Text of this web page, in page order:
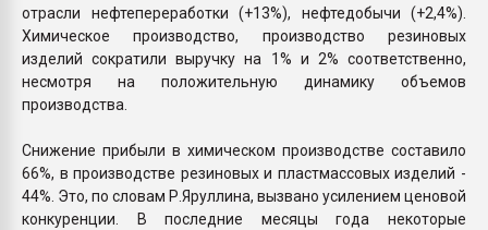
отрасли нефтепереработки (+13%), нефтедобычи (+2,4%).
Химическое производство, производство резиновых
изделий сократили выручку на 1% и 2% соответственно,
несмотря на положительную динамику объемов
производства.
Снижение прибыли в химическом производстве составило
66%, в производстве резиновых и пластмассовых изделий -
44%. Это, по словам Р.Яруллина, вызвано усилением ценовой
конкуренции. В последние месяцы года некоторые